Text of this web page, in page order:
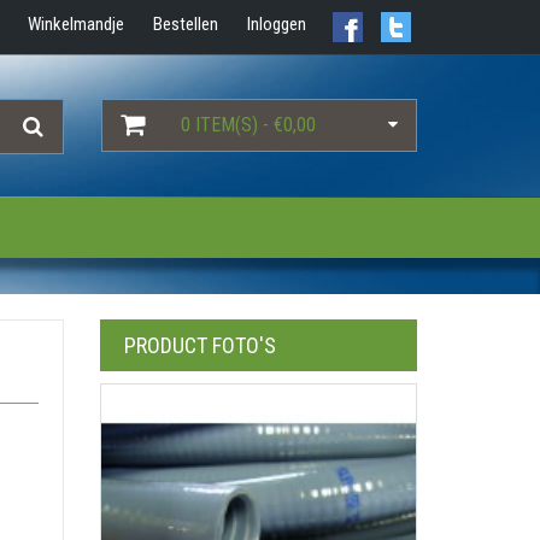
Winkelmandje Bestellen Inloggen
0 ITEM(S) - €0,00
PRODUCT FOTO'S